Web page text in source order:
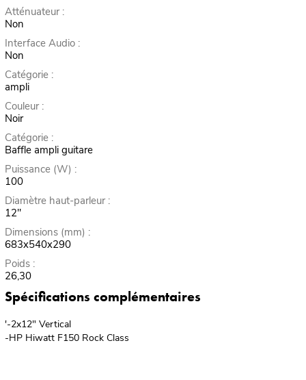
Atténuateur :
Non
Interface Audio :
Non
Catégorie :
ampli
Couleur :
Noir
Catégorie :
Baffle ampli guitare
Puissance (W) :
100
Diamètre haut-parleur :
12"
Dimensions (mm) :
683x540x290
Poids :
26,30
Spécifications complémentaires
'-2x12" Vertical
-HP Hiwatt F150 Rock Class